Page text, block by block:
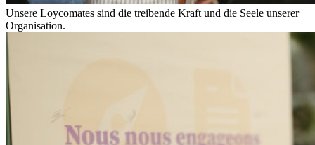
Unsere Loycomates sind die treibende Kraft und die Seele unserer
Organisation.